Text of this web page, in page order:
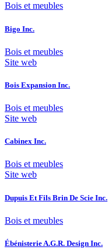
Bois et meubles
Bigo Inc.
Bois et meubles
Site web
Bois Expansion Inc.
Bois et meubles
Site web
Cabinex Inc.
Bois et meubles
Site web
Dupuis Et Fils Brin De Scie Inc.
Bois et meubles
Ébénisterie A.G.R. Design Inc.